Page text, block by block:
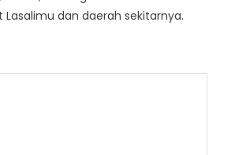
dan daerah sekitarnya.